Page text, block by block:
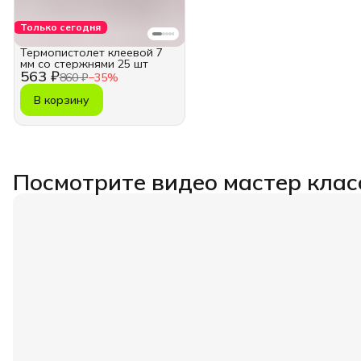
Только сегодня
563 ₽860 ₽−35%
Термопистолет клеевой 7
мм со стержнями 25 шт
В корзину
Посмотрите видео мастер